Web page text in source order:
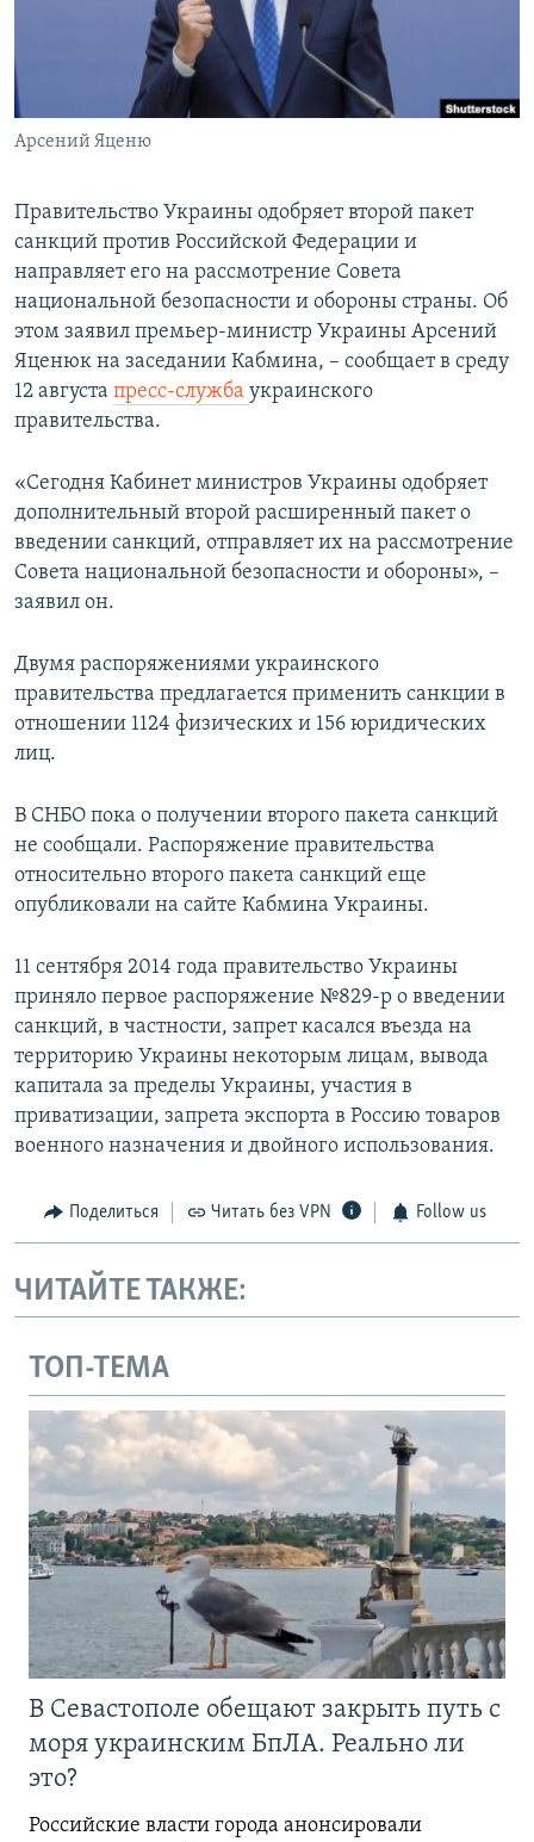
ПОБЕДИТЕЛЕЙ НЕ СУДЯТ?
КРЫМ.НЕПОКОРЕННЫЙ
УКРАИНСКАЯ ПРОБЛЕМА КРЫМА
ПРИСОЕДИНЯЙТЕСЬ!
Арсений Яценю
Правительство Украины одобряет второй пакет
санкций против Российской Федерации и
направляет его на рассмотрение Совета
национальной безопасности и обороны страны. Об
этом заявил премьер-министр Украины Арсений
Яценюк на заседании Кабмина, – сообщает в среду
12 августа пресс-служба украинского
правительства.
«Сегодня Кабинет министров Украины одобряет
дополнительный второй расширенный пакет о
введении санкций, отправляет их на рассмотрение
Совета национальной безопасности и обороны», –
заявил он.
Двумя распоряжениями украинского
правительства предлагается применить санкции в
отношении 1124 физических и 156 юридических
лиц.
В СНБО пока о получении второго пакета санкций
не сообщали. Распоряжение правительства
относительно второго пакета санкций еще
опубликовали на сайте Кабмина Украины.
11 сентября 2014 года правительство Украины
приняло первое распоряжение №829-р о введении
санкций, в частности, запрет касался въезда на
территорию Украины некоторым лицам, вывода
капитала за пределы Украины, участия в
приватизации, запрета экспорта в Россию товаров
военного назначения и двойного использования.
Поделиться Читать без VPN Follow us
ЧИТАЙТЕ ТАКЖЕ:
ТОП-ТЕМА
В Севастополе обещают закрыть путь с
моря украинским БпЛА. Реально ли
это?
Российские власти города анонсировали